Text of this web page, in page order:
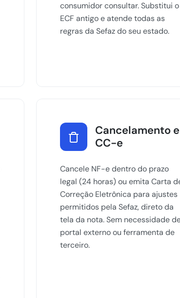
consumidor consultar. Substitui o
ECF antigo e atende todas as
regras da Sefaz do seu estado.
Cancelamento e
CC-e
Cancele NF-e dentro do prazo
legal (24 horas) ou emita Carta
Correção Eletrônica para ajustes
permitidos pela Sefaz, direto da
tela da nota. Sem necessidade
portal externo ou ferramenta de
terceiro.